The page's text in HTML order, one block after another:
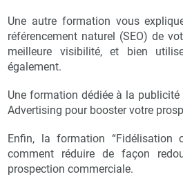
Une autre formation vous
référencement naturel (SEO) de
meilleure visibilité, et bien
également.
Une formation dédiée à la
Advertising pour booster votre
Enfin, la formation “Fidélisation
comment réduire de façon
prospection commerciale.